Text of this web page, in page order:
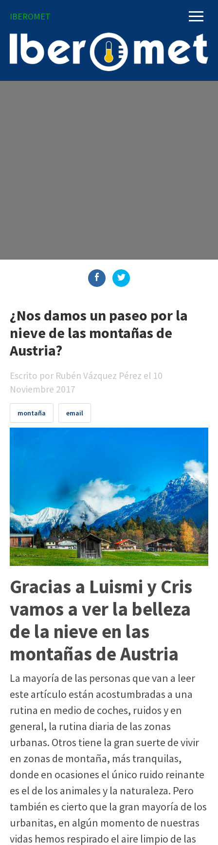
IBEROMET
¿Nos damos un paseo por la
nieve de las montañas de
Austria?
Escrito por Rubén Vázquez Pérez el 10
Noviembre 2017
montaña email
Gracias a Luismi y Cris
vamos a ver la belleza
de la nieve en las
montañas de Austria
La mayoría de las personas que van a leer
este artículo están acostumbradas a una
rutina en medio de coches, ruidos y en
general, la rutina diaria de las zonas
urbanas. Otros tiene la gran suerte de vivir
en zonas de montaña, más tranquilas,
donde en ocasiones el único ruido reinante
es el de los animales y la naturaleza. Pero
también es cierto que la gran mayoría de los
urbanitas, en algún momento de nuestras
vidas hemos respirado el aire limpio de las